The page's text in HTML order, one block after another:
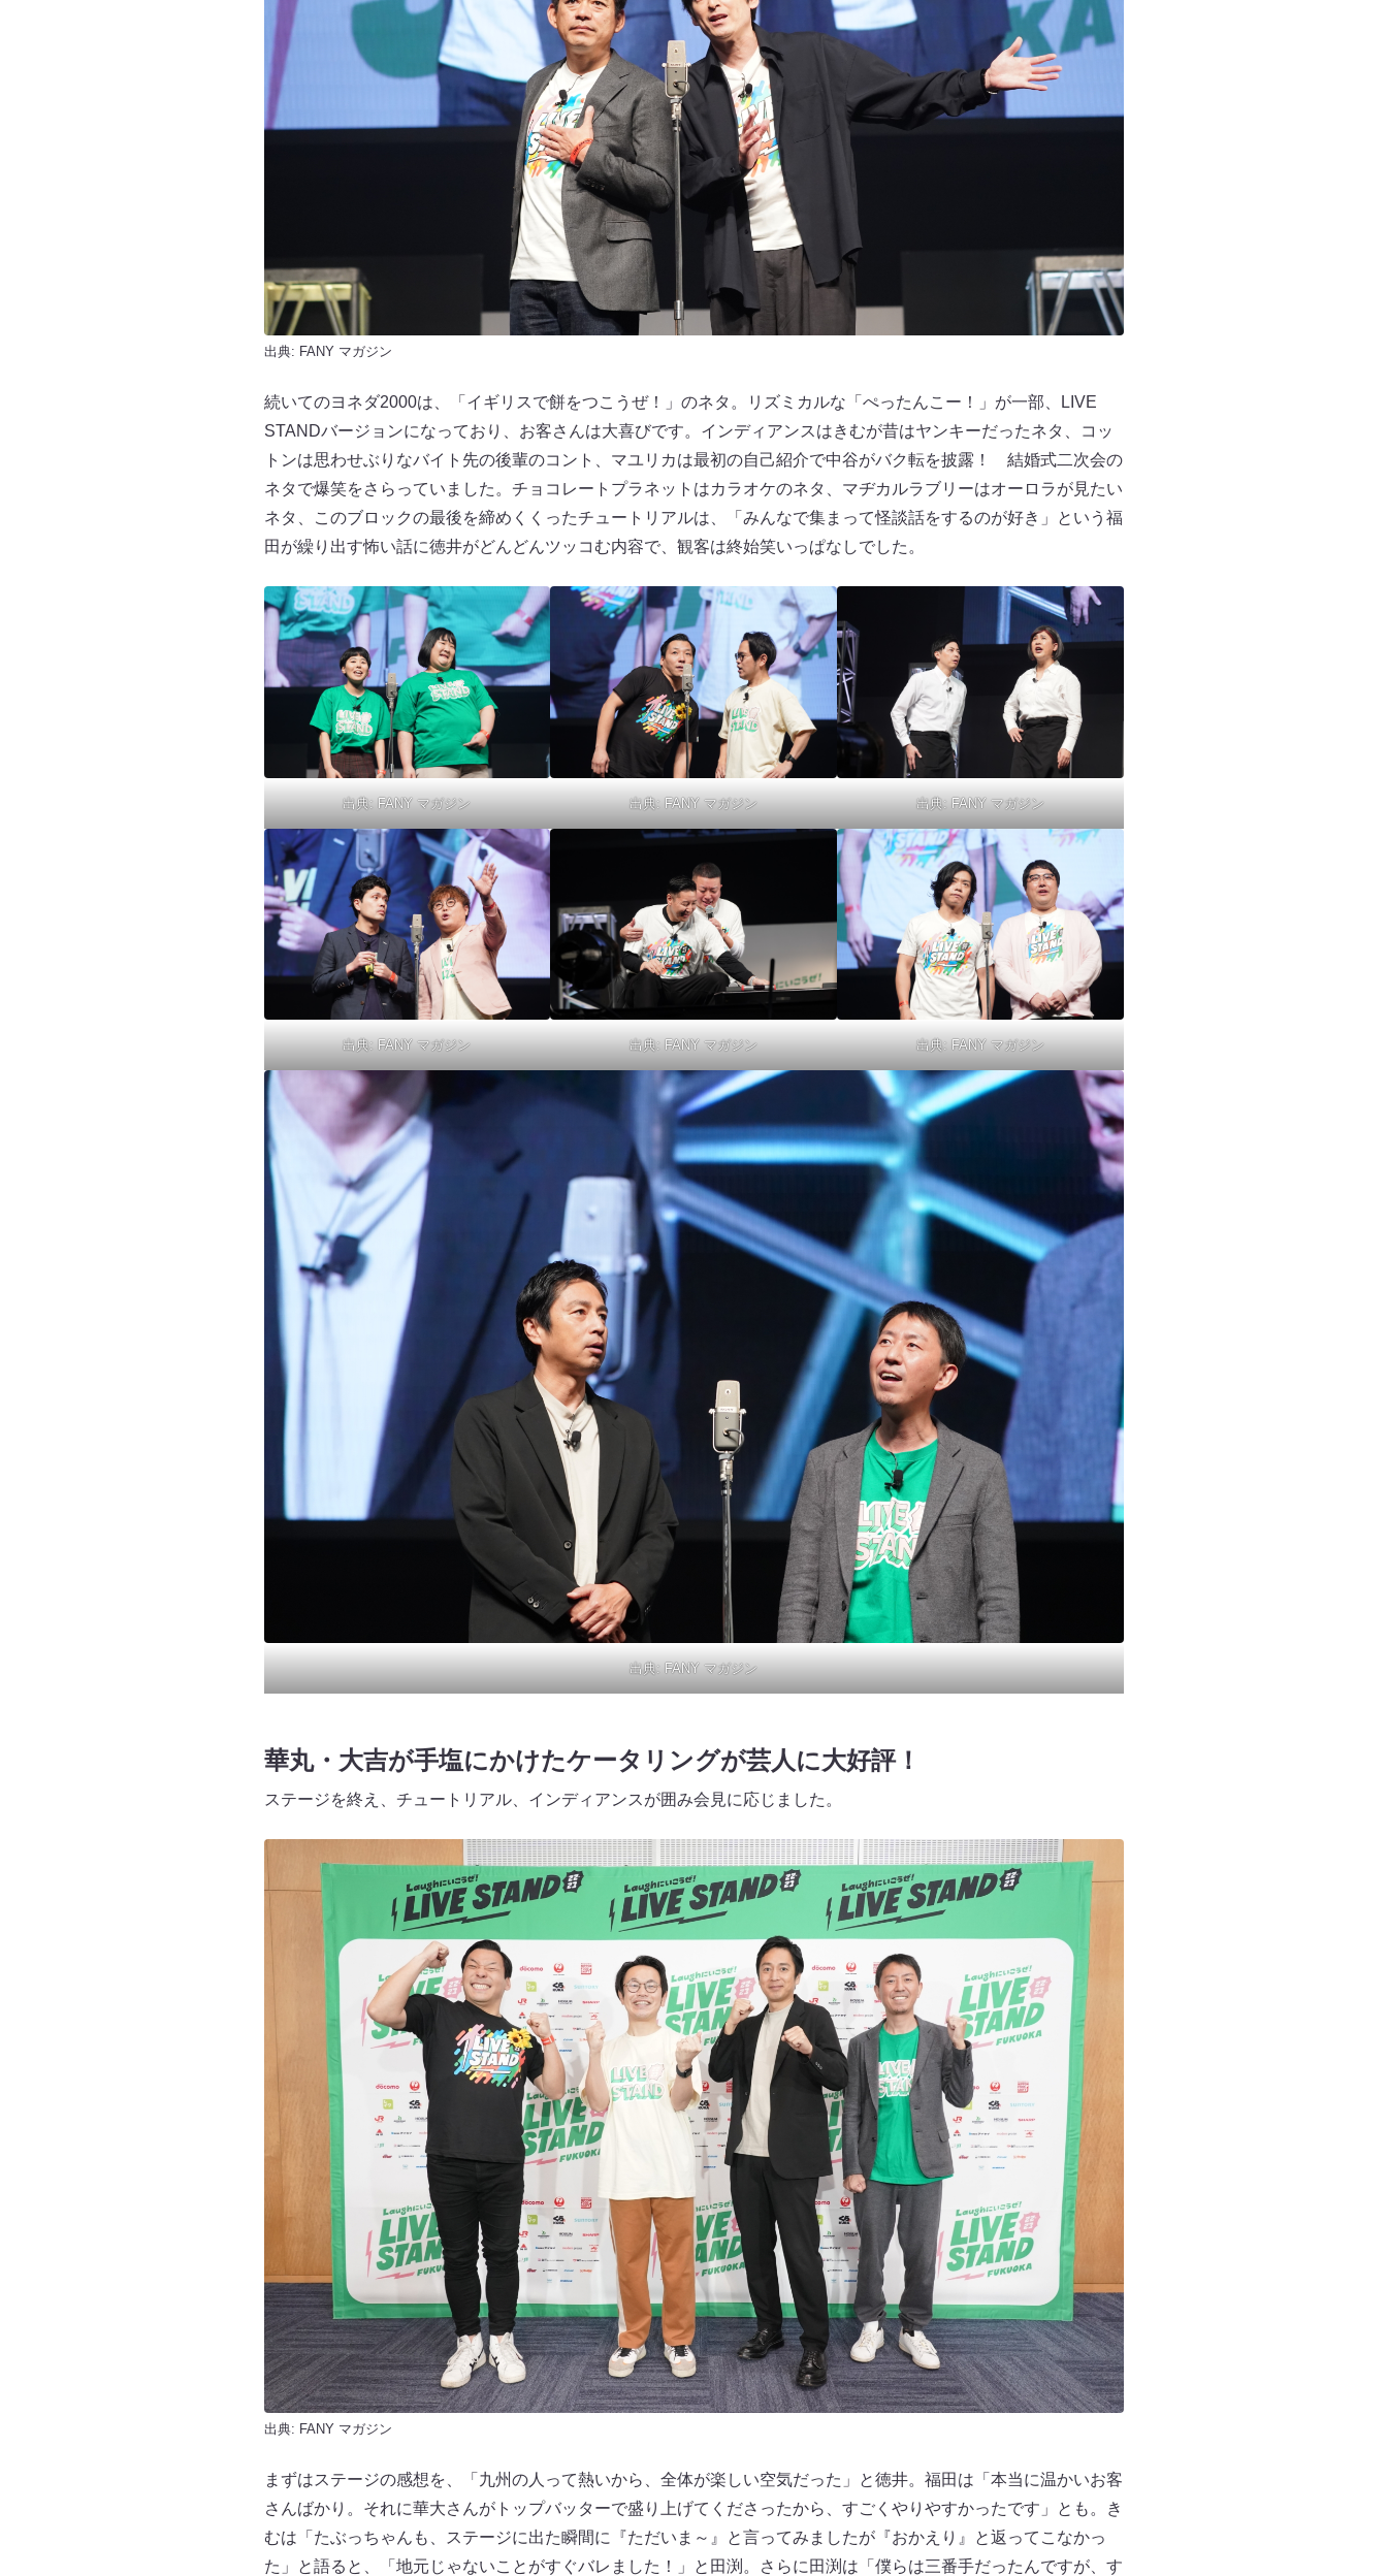
出典: FANY マガジン
続いてのヨネダ2000は、「イギリスで餅をつこうぜ！」のネタ。リズミカルな「ぺったんこー！」が一部、LIVE
STANDバージョンになっており、お客さんは大喜びです。インディアンスはきむが昔はヤンキーだったネタ、コッ
トンは思わせぶりなバイト先の後輩のコント、マユリカは最初の自己紹介で中谷がバク転を披露！ 結婚式二次会の
ネタで爆笑をさらっていました。チョコレートプラネットはカラオケのネタ、マヂカルラブリーはオーロラが見たい
ネタ、このブロックの最後を締めくくったチュートリアルは、「みんなで集まって怪談話をするのが好き」という福
田が繰り出す怖い話に徳井がどんどんツッコむ内容で、観客は終始笑いっぱなしでした。
出典:FANY マガジン 出典: FANY マガジン 出典: FANY マガジン
出典: FANY マガジン 出典: FANY マガジン 出典: FANY マガジン
出典: FANY マガジン
華丸・大吉が手塩にかけたケータリングが芸人に大好評！
ステージを終え、チュートリアル、インディアンスが囲み会見に応じました。
出典: FANY マガジン
まずはステージの感想を、「九州の人って熱いから、全体が楽しい空気だった」と徳井。福田は「本当に温かいお客
さんばかり。それに華大さんがトップバッターで盛り上げてくださったから、すごくやりやすかったです」とも。き
むは「たぶっちゃんも、ステージに出た瞬間に『ただいま～』と言ってみましたが『おかえり』と返ってこなかっ
た」と語ると、「地元じゃないことがすぐバレました！」と田渕。さらに田渕は「僕らは三番手だったんですが、す